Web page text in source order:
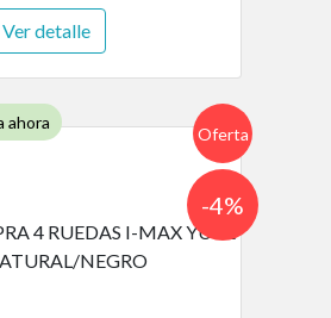
Ver detalle
ahora
Oferta
-4%